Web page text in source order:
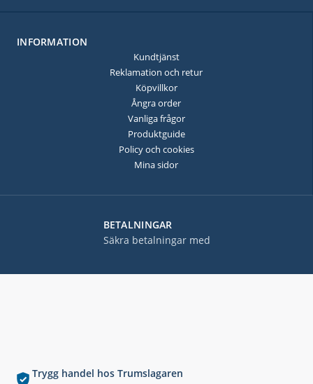
Trygg handel hos Trumslagaren
BETALNINGAR
Säkra betalningar med
INFORMATION
Kundtjänst
Reklamation och retur
Köpvillkor
Ångra order
Vanliga frågor
Produktguide
Policy och cookies
Mina sidor